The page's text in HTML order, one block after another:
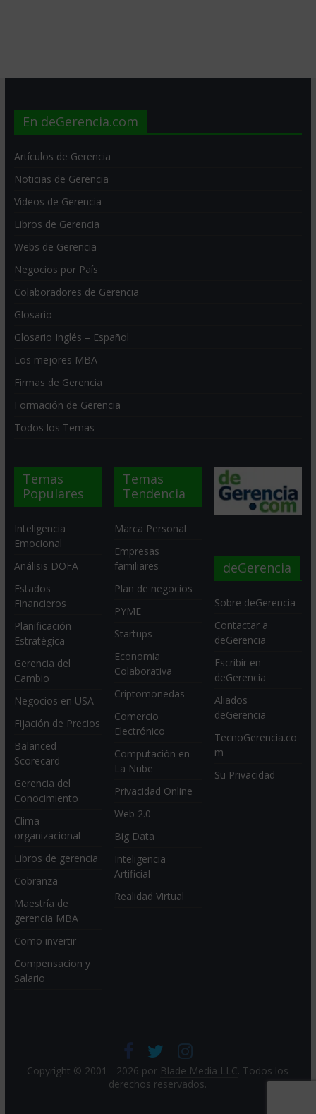
En deGerencia.com
Artículos de Gerencia
Noticias de Gerencia
Videos de Gerencia
Libros de Gerencia
Webs de Gerencia
Negocios por País
Colaboradores de Gerencia
Glosario
Glosario Inglés – Español
Los mejores MBA
Firmas de Gerencia
Formación de Gerencia
Todos los Temas
Temas
Populares
Inteligencia
Emocional
Análisis DOFA
Estados
Financieros
Planificación
Estratégica
Gerencia del
Cambio
Negocios en USA
Fijación de Precios
Balanced
Scorecard
Gerencia del
Conocimiento
Clima
organizacional
Libros de gerencia
Cobranza
Maestría de
gerencia MBA
Como invertir
Compensacion y
Salario
Temas
Tendencia
Marca Personal
Empresas
familiares
Plan de negocios
PYME
Startups
Economia
Colaborativa
Criptomonedas
Comercio
Electrónico
Computación en
La Nube
Privacidad Online
Web 2.0
Big Data
Inteligencia
Artificial
Realidad Virtual
deGerencia
Sobre deGerencia
Contactar a
deGerencia
Escribir en
deGerencia
Aliados
deGerencia
TecnoGerencia.co
m
Su Privacidad
Copyright © 2001 - 2026 por Blade Media LLC. Todos los
derechos reservados.